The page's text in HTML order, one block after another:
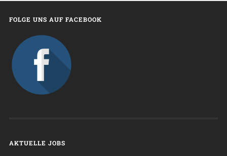
FOLGE UNS AUF FACEBOOK
AKTUELLE JOBS